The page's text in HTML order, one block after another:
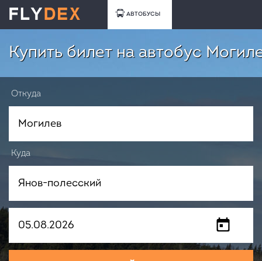
АВТОБУСЫ
Купить билет на автобус
Откуда
Куда